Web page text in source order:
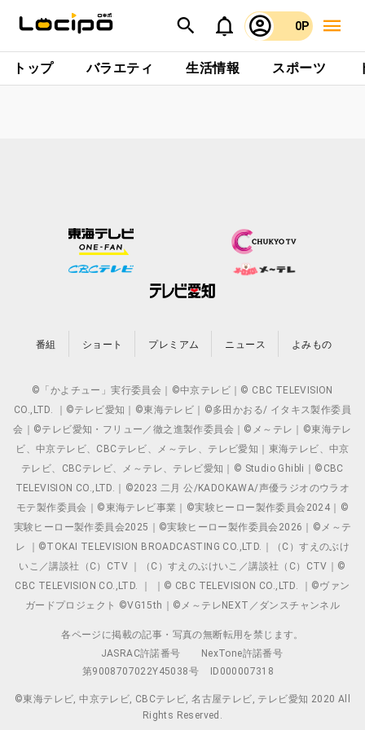
0P
トップ バラエティ 生活情報 スポーツ
番組 ショート プレミアム ニュース よみもの
©「かよチュー」実行委員会｜©中京テレビ｜© CBC TELEVISION
CO.,LTD. ｜©テレビ愛知｜©東海テレビ｜©多田かおる/ イタキス製作委員
会｜©テレビ愛知・フリュー／徹之進製作委員会｜©メ～テレ｜©東海テレ
ビ、中京テレビ、CBCテレビ、メ～テレ、テレビ愛知｜東海テレビ、中京
テレビ、CBCテレビ、メ～テレ、テレビ愛知｜© Studio Ghibli｜©CBC
TELEVISION CO.,LTD.｜©2023 二月 公/KADOKAWA/声優ラジオのウラオ
モテ製作委員会｜©東海テレビ事業｜©実験ヒーロー製作委員会2024｜©
実験ヒーロー製作委員会2025｜©実験ヒーロー製作委員会2026｜©メ～テ
レ ｜©TOKAI TELEVISION BROADCASTING CO.,LTD.｜（C）すえのぶけ
いこ／講談社（C）CTV ｜（C）すえのぶけいこ／講談社（C）CTV｜©
CBC TELEVISION CO.,LTD. ｜ ｜© CBC TELEVISION CO.,LTD. ｜©ヴァン
ガードプロジェクト ©VG15th｜©メ～テレNEXT／ダンスチャンネル
各ページに掲載の記事・写真の無断転用を禁じます。
JASRAC許諾番号
NexTone許諾番号
第9008707022Y45038号
ID000007318
©東海テレビ, 中京テレビ, CBCテレビ, 名古屋テレビ, テレビ愛知 2020 All
Rights Reserved.